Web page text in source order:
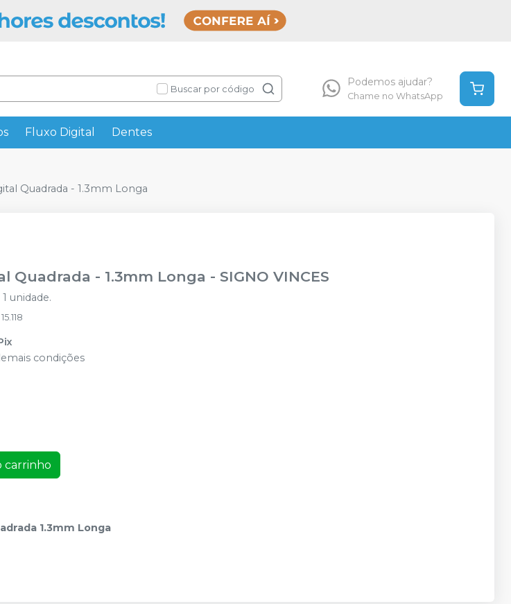
Buscar por código
Podemos ajudar?
Chame no WhatsApp
Fluxo Digital Dentes
Quadrada - 1.3mm Longa
Quadrada - 1.3mm Longa - SIGNO VINCES
unidade.
15.118
condições
carrinho
1.3mm Longa